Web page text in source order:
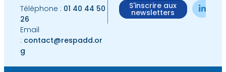
Téléphone : 01 40 44 50
26
Email
: contact@respadd.or
g
S'inscrire aux
newsletters